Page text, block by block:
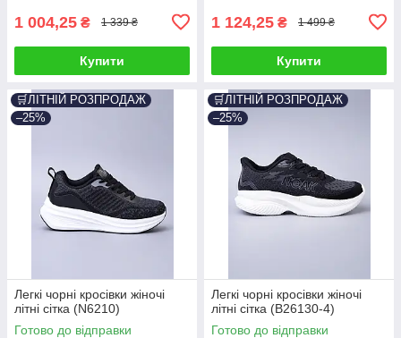
1 004,25 ₴ 1 339 ₴
Купити
1 124,25 ₴ 1 499 ₴
Купити
🛒ЛІТНІЙ РОЗПРОДАЖ
–25%
Легкі чорні кросівки жіночі
літні сітка (N6210)
Готово до відправки
🛒ЛІТНІЙ РОЗПРОДАЖ
–25%
Легкі чорні кросівки жіночі
літні сітка (B26130-4)
Готово до відправки